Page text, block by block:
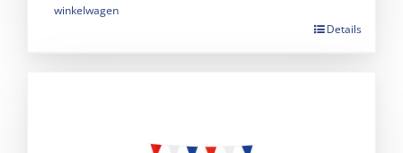
winkelwagen
Details